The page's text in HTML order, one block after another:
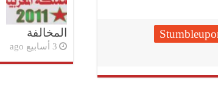
المخالفة
3 أسابيع ago